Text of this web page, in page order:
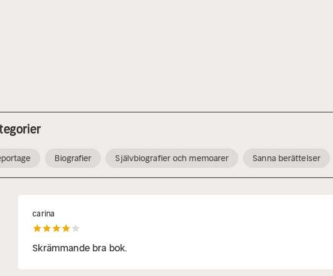
Biografier Självbiografier och memoarer Sanna berättelser
carina
Skrämmande bra bok.